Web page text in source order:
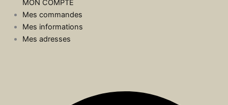
MON COMPTE
Mes commandes
Mes informations
Mes adresses